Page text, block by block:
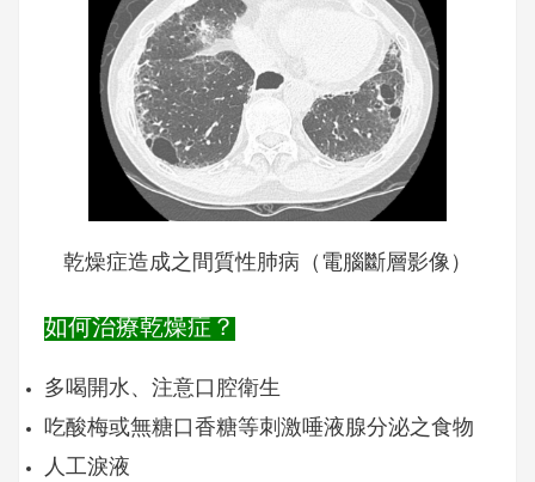
乾燥症造成之間質性肺病（電腦斷層影像）
如何治療乾燥症？
多喝開水、注意口腔衛生
吃酸梅或無糖口香糖等刺激唾液腺分泌之食物
人工淚液